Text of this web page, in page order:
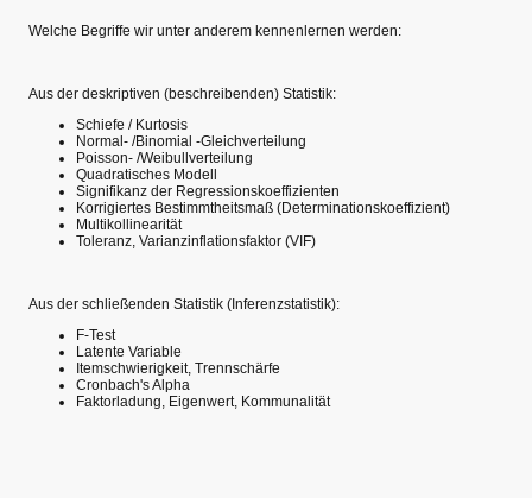
Welche Begriffe wir unter anderem kennenlernen werden:
Aus der deskriptiven (beschreibenden) Statistik:
Schiefe / Kurtosis
Normal- /Binomial -Gleichverteilung
Poisson- /Weibullverteilung
Quadratisches Modell
Signifikanz der Regressionskoeffizienten
Korrigiertes Bestimmtheitsmaß (Determinationskoeffizient)
Multikollinearität
Toleranz, Varianzinflationsfaktor (VIF)
Aus der schließenden Statistik (Inferenzstatistik):
F-Test
Latente Variable
Itemschwierigkeit, Trennschärfe
Cronbach's Alpha
Faktorladung, Eigenwert, Kommunalität